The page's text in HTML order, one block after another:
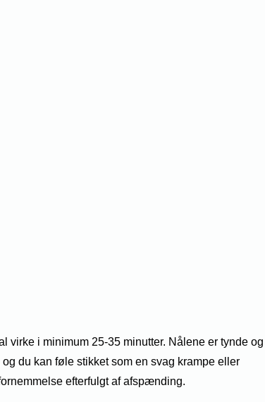
i minimum 25-35 minutter. Nålene er tynde og
du kan føle stikket som en svag krampe eller
efterfulgt af afspænding.